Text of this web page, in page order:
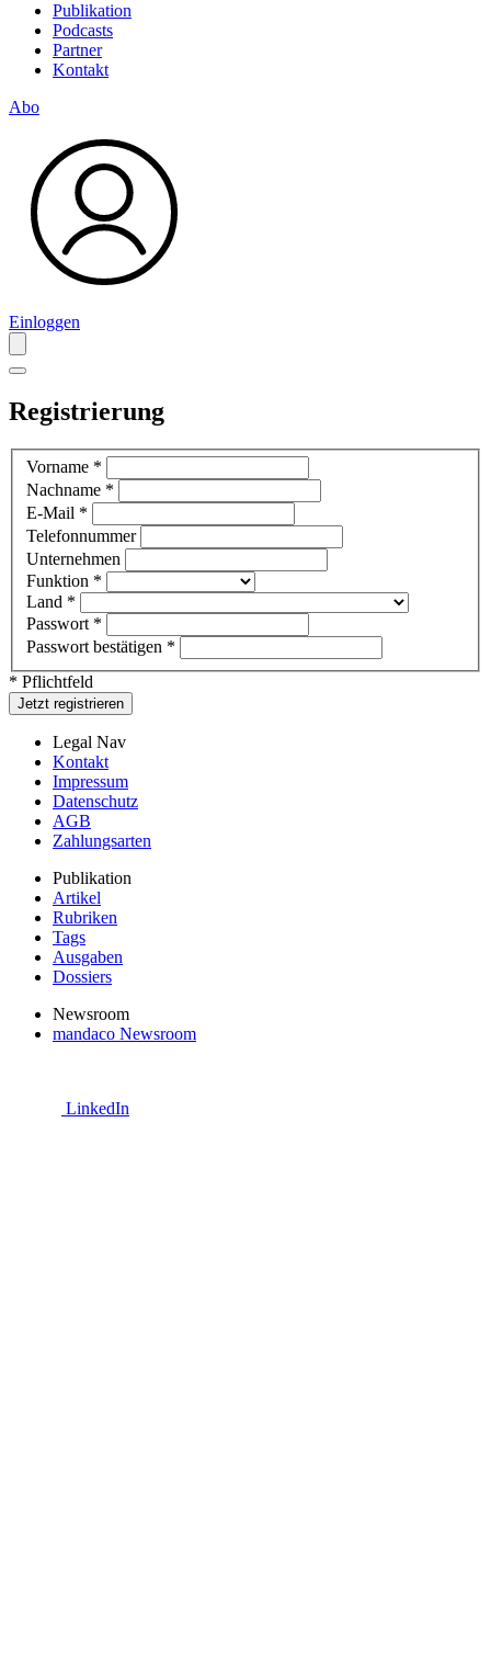
Publikation
Podcasts
Partner
Kontakt
Abo
Einloggen
Registrierung
Vorname *
Nachname *
E-Mail *
Telefonnummer
Unternehmen
Funktion *
Land *
Passwort *
Passwort bestätigen *
* Pflichtfeld
Jetzt registrieren
Legal Nav
Kontakt
Impressum
Datenschutz
AGB
Zahlungsarten
Publikation
Artikel
Rubriken
Tags
Ausgaben
Dossiers
Newsroom
mandaco Newsroom
LinkedIn